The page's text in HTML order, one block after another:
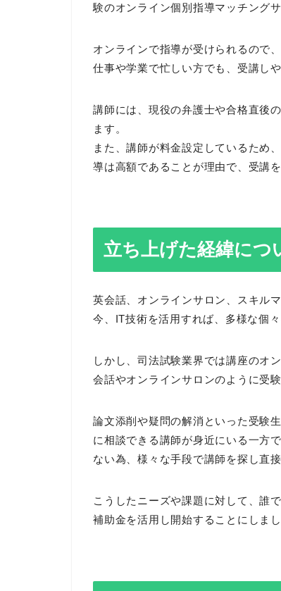
験のオンライン個別指導マッチングサ
オンラインで指導が受けられるので
仕事や学業で忙しい方でも、受講し
講師には、現役の弁護士や合格直後
ます。
また、講師が料金設定しているため
導は高額であることが理由で、受講
立ち上げた経緯につ
英会話、オンラインサロン、スキル
今、IT技術を活用すれば、多様な個
しかし、司法試験業界では講座のオ
会話やオンラインサロンのように受
論文添削や疑問の解消といった受験
に相談できる講師が身近にいる一方
ない為、様々な手段で講師を探し直
こうしたニーズや課題に対して、誰
補助金を活用し開始することにしまし